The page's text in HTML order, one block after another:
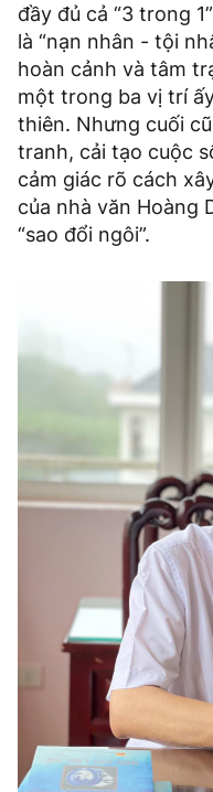
đầy đủ cả “3 trong
là “nạn nhân - tội
hoàn cảnh và tâm
một trong ba vị trí
thiên. Nhưng cuối
tranh, cải tạo cuộc
cảm giác rõ cách
của nhà văn Hoàng
“sao đổi ngôi”.